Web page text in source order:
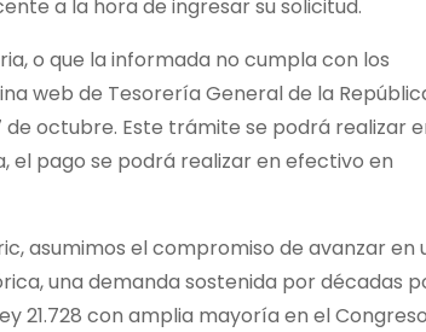
a la hora de ingresar su solicitud.
o que la informada no cumpla con los
web de Tesorería General de la
octubre. Este trámite se podrá realizar
el pago se podrá realizar en efectivo en
asumimos el compromiso de avanzar en
una demanda sostenida por décadas
21.728 con amplia mayoría en el